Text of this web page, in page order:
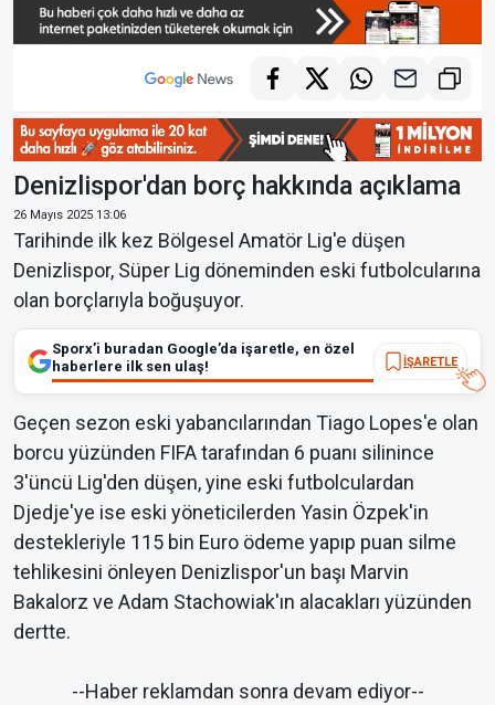
Denizlispor'dan borç hakkında açıklama
26 Mayıs 2025 13:06
Tarihinde ilk kez Bölgesel Amatör Lig'e düşen
Denizlispor, Süper Lig döneminden eski futbolcularına
olan borçlarıyla boğuşuyor.
Sporx’i buradan Google’da işaretle, en özel
haberlere ilk sen ulaş!
İŞARETLE
Geçen sezon eski yabancılarından Tiago Lopes'e olan
borcu yüzünden FIFA tarafından 6 puanı silinince
3'üncü Lig'den düşen, yine eski futbolculardan
Djedje'ye ise eski yöneticilerden Yasin Özpek'in
destekleriyle 115 bin Euro ödeme yapıp puan silme
tehlikesini önleyen Denizlispor'un başı Marvin
Bakalorz ve Adam Stachowiak'ın alacakları yüzünden
dertte.
--Haber reklamdan sonra devam ediyor--